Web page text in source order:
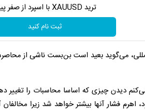
ترید XAUUSD با اسپرد از صفر پیپ
ثبت نام کنید
می‌گوید بعید است بن‌بست ناشی از محاصره
دیدن چیزی که اساسا محاسبات را تغییر
فشار آنها بیشتر خواهد شد زیرا مخالفان